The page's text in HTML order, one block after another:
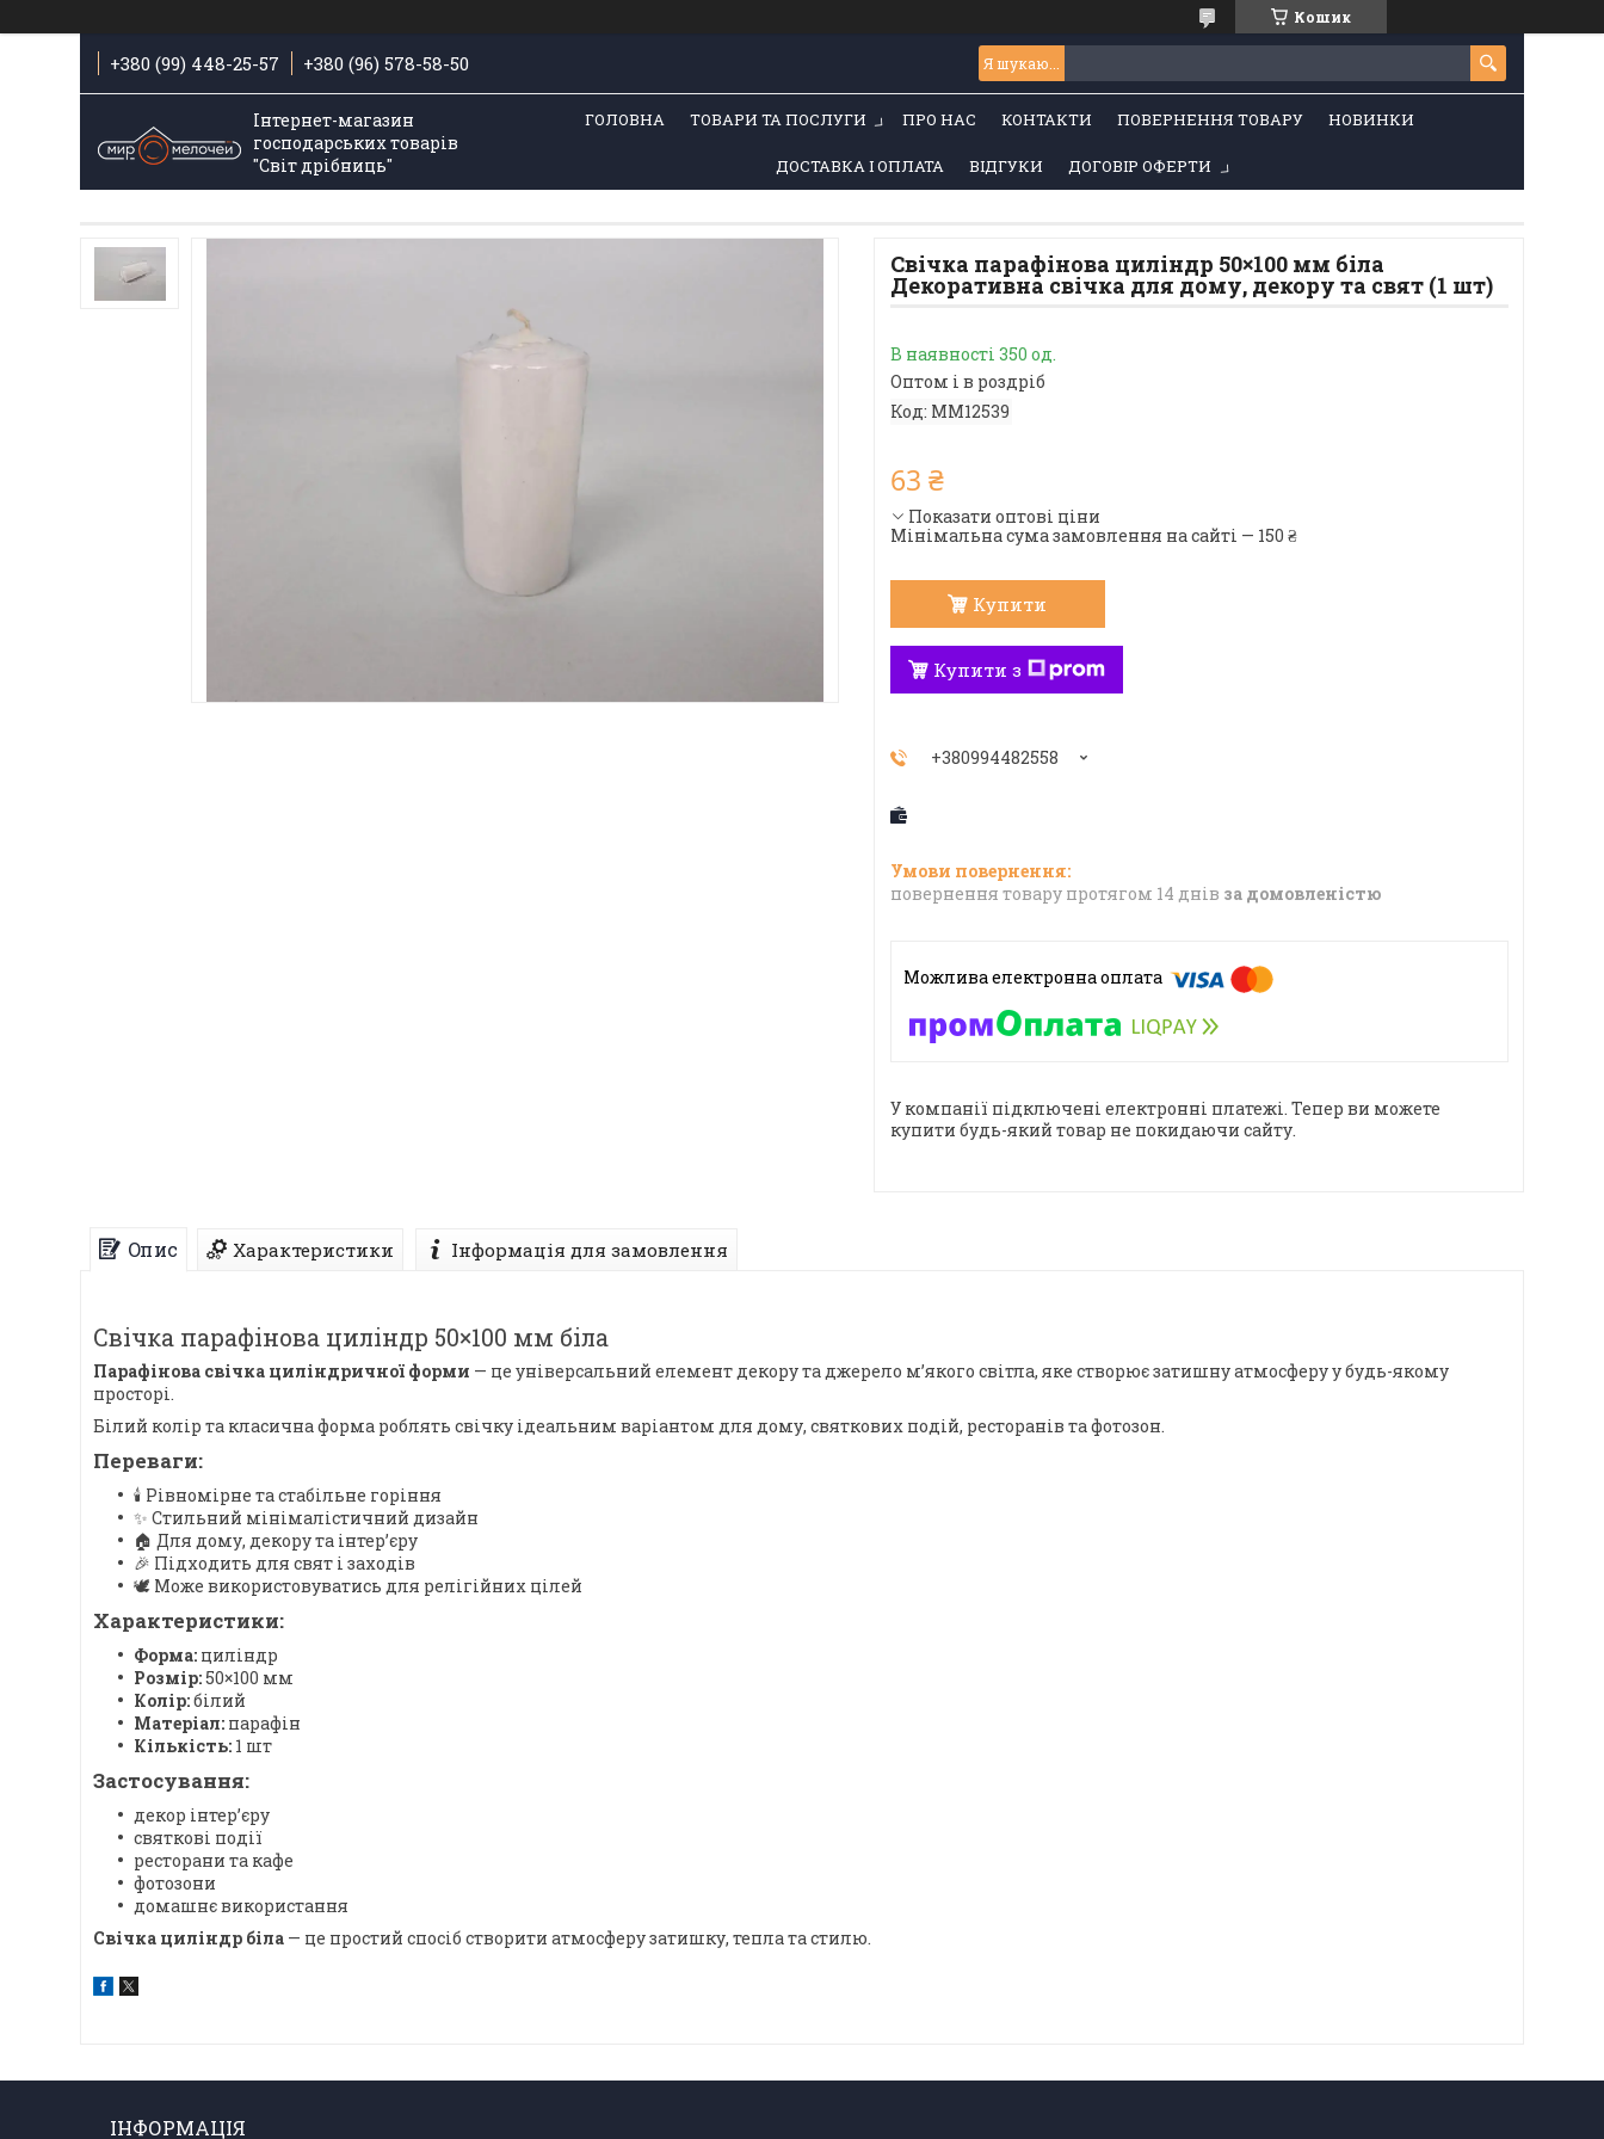
Кошик
+380 (99) 448-25-57 +380 (96) 578-58-50
Інтернет-магазин
господарських товарів
"Світ дрібниць"
ГОЛОВНА ТОВАРИ ТА ПОСЛУГИ ПРО НАС КОНТАКТИ ПОВЕРНЕННЯ ТОВАРУ НОВИНКИ
ДОСТАВКА І ОПЛАТА ВІДГУКИ ДОГОВІР ОФЕРТИ
Свічка парафінова циліндр 50×100 мм біла
Декоративна свічка для дому, декору та свят (1 шт)
В наявності 350 од.
Оптом і в роздріб
Код: ММ12539
63 ₴
Показати оптові ціни
Мінімальна сума замовлення на сайті — 150 ₴
Купити
Купити з
+380994482558
повернення товару протягом 14 днів за домовленістю
У компанії підключені електронні платежі. Тепер ви можете
купити будь-який товар не покидаючи сайту.
Опис Характеристики Інформація для замовлення
Свічка парафінова циліндр 50×100 мм біла
Парафінова свічка циліндричної форми — це універсальний елемент декору та джерело м’якого світла, яке створює затишну атмосферу у будь-якому
просторі.
Білий колір та класична форма роблять свічку ідеальним варіантом для дому, святкових подій, ресторанів та фотозон.
Переваги:
🕯 Рівномірне та стабільне горіння
✨ Стильний мінімалістичний дизайн
🏠 Для дому, декору та інтер’єру
🎉 Підходить для свят і заходів
🕊 Може використовуватись для релігійних цілей
Характеристики:
Форма: циліндр
Розмір:50×100 мм
Колір:білий
Матеріал: парафін
Кількість: 1 шт
Застосування:
декор інтер’єру
святкові події
ресторани та кафе
фотозони
домашнє використання
Свічка циліндр біла — це простий спосіб створити атмосферу затишку, тепла та стилю.
ІНФОРМАЦІЯ